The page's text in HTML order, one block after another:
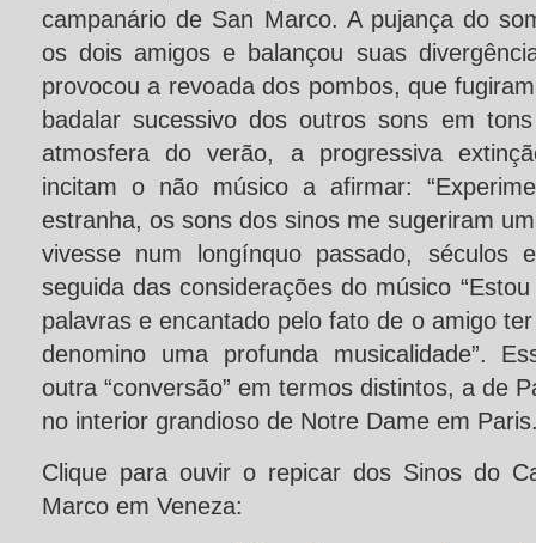
campanário de San Marco. A pujança do
os dois amigos e balançou suas
provocou a revoada dos pombos, que
badalar sucessivo dos outros sons em
atmosfera do verão, a progressiva
incitam o não músico a afirmar:
estranha, os sons dos sinos me sugeriram
vivesse num longínquo passado, séculos
seguida das considerações do músico
palavras e encantado pelo fato de o amigo
denomino uma profunda musicalidade”.
outra “conversão” em termos distintos, a de
no interior grandioso de Notre Dame em
Clique para ouvir o repicar dos Sinos do
Marco em Veneza: